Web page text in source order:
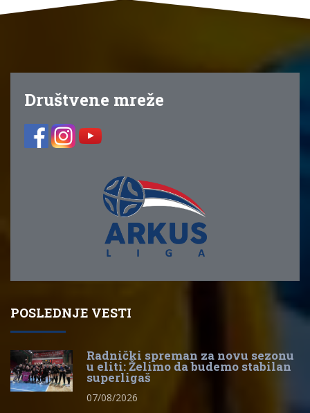
Društvene mreže
POSLEDNJE VESTI
Radnički spreman za novu sezonu
u eliti: Želimo da budemo stabilan
superligaš
07/08/2026